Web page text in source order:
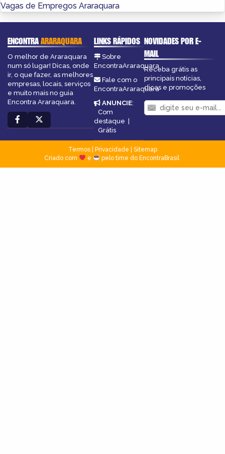
Vagas de Empregos Araraquara
ENCONTRAARARAQUARA
O melhor de Araraquara
num só lugar! Dicas, onde
ir, o que fazer, as melhores
empresas, locais, serviços
e muito mais no guia
Encontra Araraquara.
LINKS RÁPIDOS
Sobre
EncontraAraraquara
Fale com o
EncontraAraraquara
ANUNCIE:
Com
destaque
Grátis
NOVIDADES POR E-
MAIL
Receba grátis as
principais notícias,
dicas e promoções
Termos| Privacidade
Sitemap
Criado com
e pelo time do EncontraBrasil